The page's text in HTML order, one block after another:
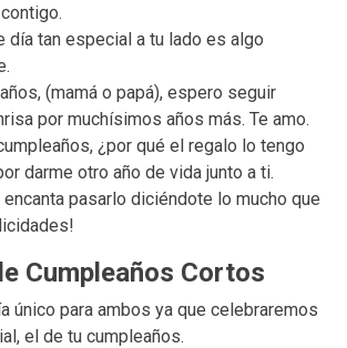
día tan especial a tu lado es algo
(mamá o papá), espero seguir
por muchísimos años más. Te amo.
¿por qué el regalo lo tengo
darme otro año de vida junto a ti.
encanta pasarlo diciéndote lo mucho que
Cumpleaños Cortos
único para ambos ya que celebraremos
el de tu cumpleaños.